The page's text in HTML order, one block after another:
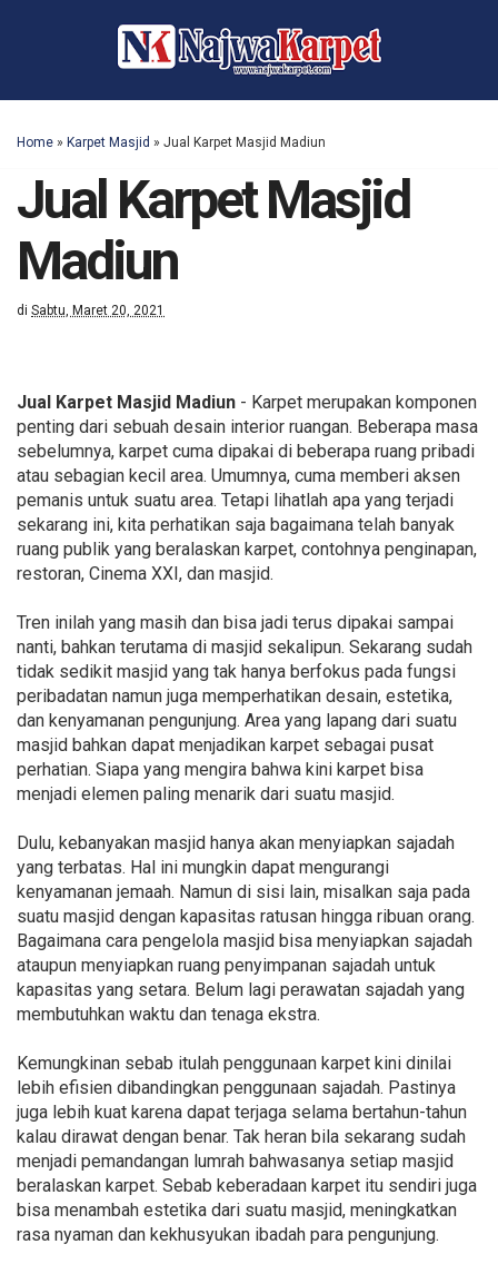
Home » Karpet Masjid » Jual Karpet Masjid Madiun
Jual Karpet Masjid
Madiun
di Sabtu, Maret 20, 2021
Jual Karpet Masjid Madiun - Karpet merupakan komponen
penting dari sebuah desain interior ruangan. Beberapa masa
sebelumnya, karpet cuma dipakai di beberapa ruang pribadi
atau sebagian kecil area. Umumnya, cuma memberi aksen
pemanis untuk suatu area. Tetapi lihatlah apa yang terjadi
sekarang ini, kita perhatikan saja bagaimana telah banyak
ruang publik yang beralaskan karpet, contohnya penginapan,
restoran, Cinema XXI, dan masjid.
Tren inilah yang masih dan bisa jadi terus dipakai sampai
nanti, bahkan terutama di masjid sekalipun. Sekarang sudah
tidak sedikit masjid yang tak hanya berfokus pada fungsi
peribadatan namun juga memperhatikan desain, estetika,
dan kenyamanan pengunjung. Area yang lapang dari suatu
masjid bahkan dapat menjadikan karpet sebagai pusat
perhatian. Siapa yang mengira bahwa kini karpet bisa
menjadi elemen paling menarik dari suatu masjid.
Dulu, kebanyakan masjid hanya akan menyiapkan sajadah
yang terbatas. Hal ini mungkin dapat mengurangi
kenyamanan jemaah. Namun di sisi lain, misalkan saja pada
suatu masjid dengan kapasitas ratusan hingga ribuan orang.
Bagaimana cara pengelola masjid bisa menyiapkan sajadah
ataupun menyiapkan ruang penyimpanan sajadah untuk
kapasitas yang setara. Belum lagi perawatan sajadah yang
membutuhkan waktu dan tenaga ekstra.
Kemungkinan sebab itulah penggunaan karpet kini dinilai
lebih efisien dibandingkan penggunaan sajadah. Pastinya
juga lebih kuat karena dapat terjaga selama bertahun-tahun
kalau dirawat dengan benar. Tak heran bila sekarang sudah
menjadi pemandangan lumrah bahwasanya setiap masjid
beralaskan karpet. Sebab keberadaan karpet itu sendiri juga
bisa menambah estetika dari suatu masjid, meningkatkan
rasa nyaman dan kekhusyukan ibadah para pengunjung.